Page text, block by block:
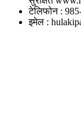
टेलिफोन :
इमेल :